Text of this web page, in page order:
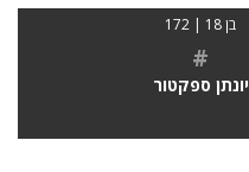
בן 18 | 172
#
יונתן ספקטור